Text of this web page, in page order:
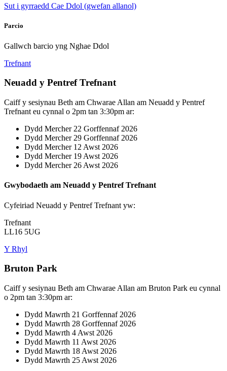
Sut i gyrraedd Cae Ddol (gwefan allanol)
Parcio
Gallwch barcio yng Nghae Ddol
Trefnant
Neuadd y Pentref Trefnant
Caiff y sesiynau Beth am Chwarae Allan am Neuadd y Pentref
Trefnant eu cynnal o 2pm tan 3:30pm ar:
Dydd Mercher 22 Gorffennaf 2026
Dydd Mercher 29 Gorffennaf 2026
Dydd Mercher 12 Awst 2026
Dydd Mercher 19 Awst 2026
Dydd Mercher 26 Awst 2026
Gwybodaeth am Neuadd y Pentref Trefnant
Cyfeiriad Neuadd y Pentref Trefnant yw:
Trefnant
LL16 5UG
Y Rhyl
Bruton Park
Caiff y sesiynau Beth am Chwarae Allan am Bruton Park eu cynnal
o 2pm tan 3:30pm ar:
Dydd Mawrth 21 Gorffennaf 2026
Dydd Mawrth 28 Gorffennaf 2026
Dydd Mawrth 4 Awst 2026
Dydd Mawrth 11 Awst 2026
Dydd Mawrth 18 Awst 2026
Dydd Mawrth 25 Awst 2026